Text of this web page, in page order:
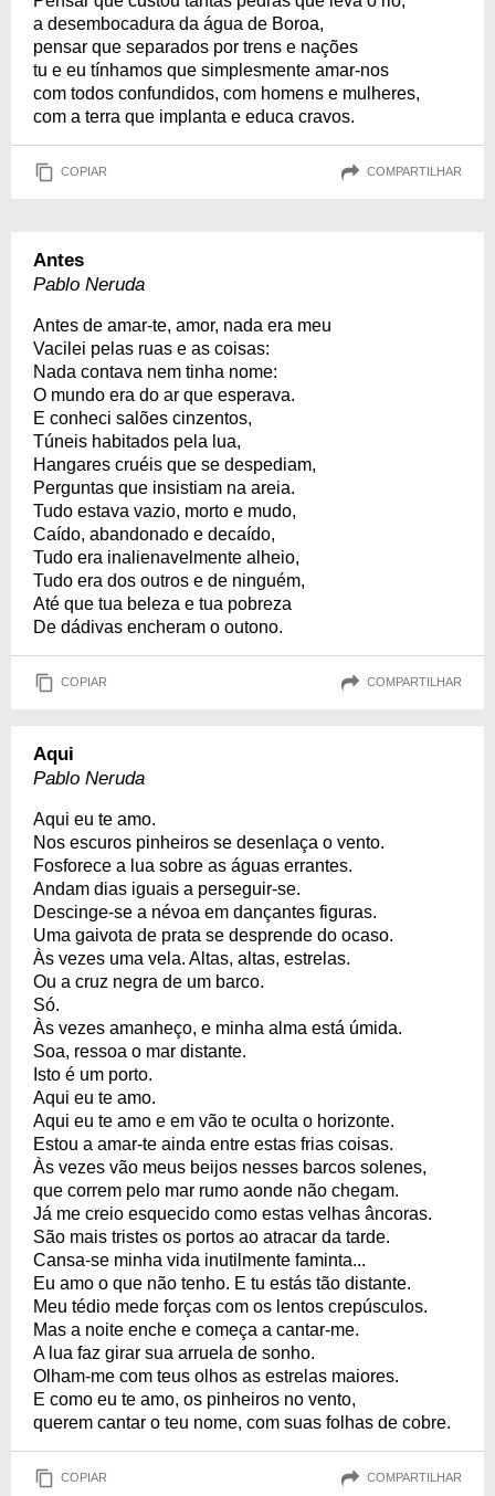
a desembocadura da água de Boroa,
pensar que separados por trens e nações
tu e eu tínhamos que simplesmente amar-nos
com todos confundidos, com homens e mulheres,
com a terra que implanta e educa cravos.
COPIAR COMPARTILHAR
Antes
Pablo Neruda
Antes de amar-te, amor, nada era meu
Vacilei pelas ruas e as coisas:
Nada contava nem tinha nome:
O mundo era do ar que esperava.
E conheci salões cinzentos,
Túneis habitados pela lua,
Hangares cruéis que se despediam,
Perguntas que insistiam na areia.
Tudo estava vazio, morto e mudo,
Caído, abandonado e decaído,
Tudo era inalienavelmente alheio,
Tudo era dos outros e de ninguém,
Até que tua beleza e tua pobreza
De dádivas encheram o outono.
COPIAR COMPARTILHAR
Aqui
Pablo Neruda
Aqui eu te amo.
Nos escuros pinheiros se desenlaça o vento.
Fosforece a lua sobre as águas errantes.
Andam dias iguais a perseguir-se.
Descinge-se a névoa em dançantes figuras.
Uma gaivota de prata se desprende do ocaso.
Às vezes uma vela. Altas, altas, estrelas.
Ou a cruz negra de um barco.
Só.
Às vezes amanheço, e minha alma está úmida.
Soa, ressoa o mar distante.
Isto é um porto.
Aqui eu te amo.
Aqui eu te amo e em vão te oculta o horizonte.
Estou a amar-te ainda entre estas frias coisas.
Às vezes vão meus beijos nesses barcos solenes,
que correm pelo mar rumo aonde não chegam.
Já me creio esquecido como estas velhas âncoras.
São mais tristes os portos ao atracar da tarde.
Cansa-se minha vida inutilmente faminta...
Eu amo o que não tenho. E tu estás tão distante.
Meu tédio mede forças com os lentos crepúsculos.
Mas a noite enche e começa a cantar-me.
A lua faz girar sua arruela de sonho.
Olham-me com teus olhos as estrelas maiores.
E como eu te amo, os pinheiros no vento,
querem cantar o teu nome, com suas folhas de cobre.
COPIAR COMPARTILHAR